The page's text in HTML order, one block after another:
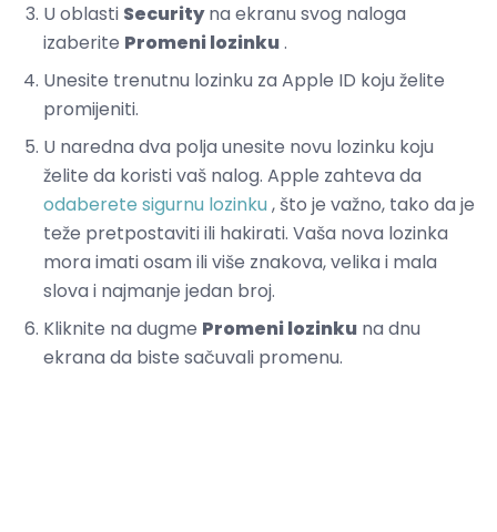
U oblasti Securityna ekranu svog naloga
izaberite Promeni lozinku.
Unesite trenutnu lozinku za Apple ID koju želite
promijeniti.
U naredna dva polja unesite novu lozinku koju
želite da koristi vaš nalog. Apple zahteva da
odaberete sigurnu lozinku, što je važno, tako da je
teže pretpostaviti ili hakirati. Vaša nova lozinka
mora imati osam ili više znakova, velika i mala
slova i najmanje jedan broj.
Kliknite na dugme Promeni lozinku na dnu
ekrana da biste sačuvali promenu.